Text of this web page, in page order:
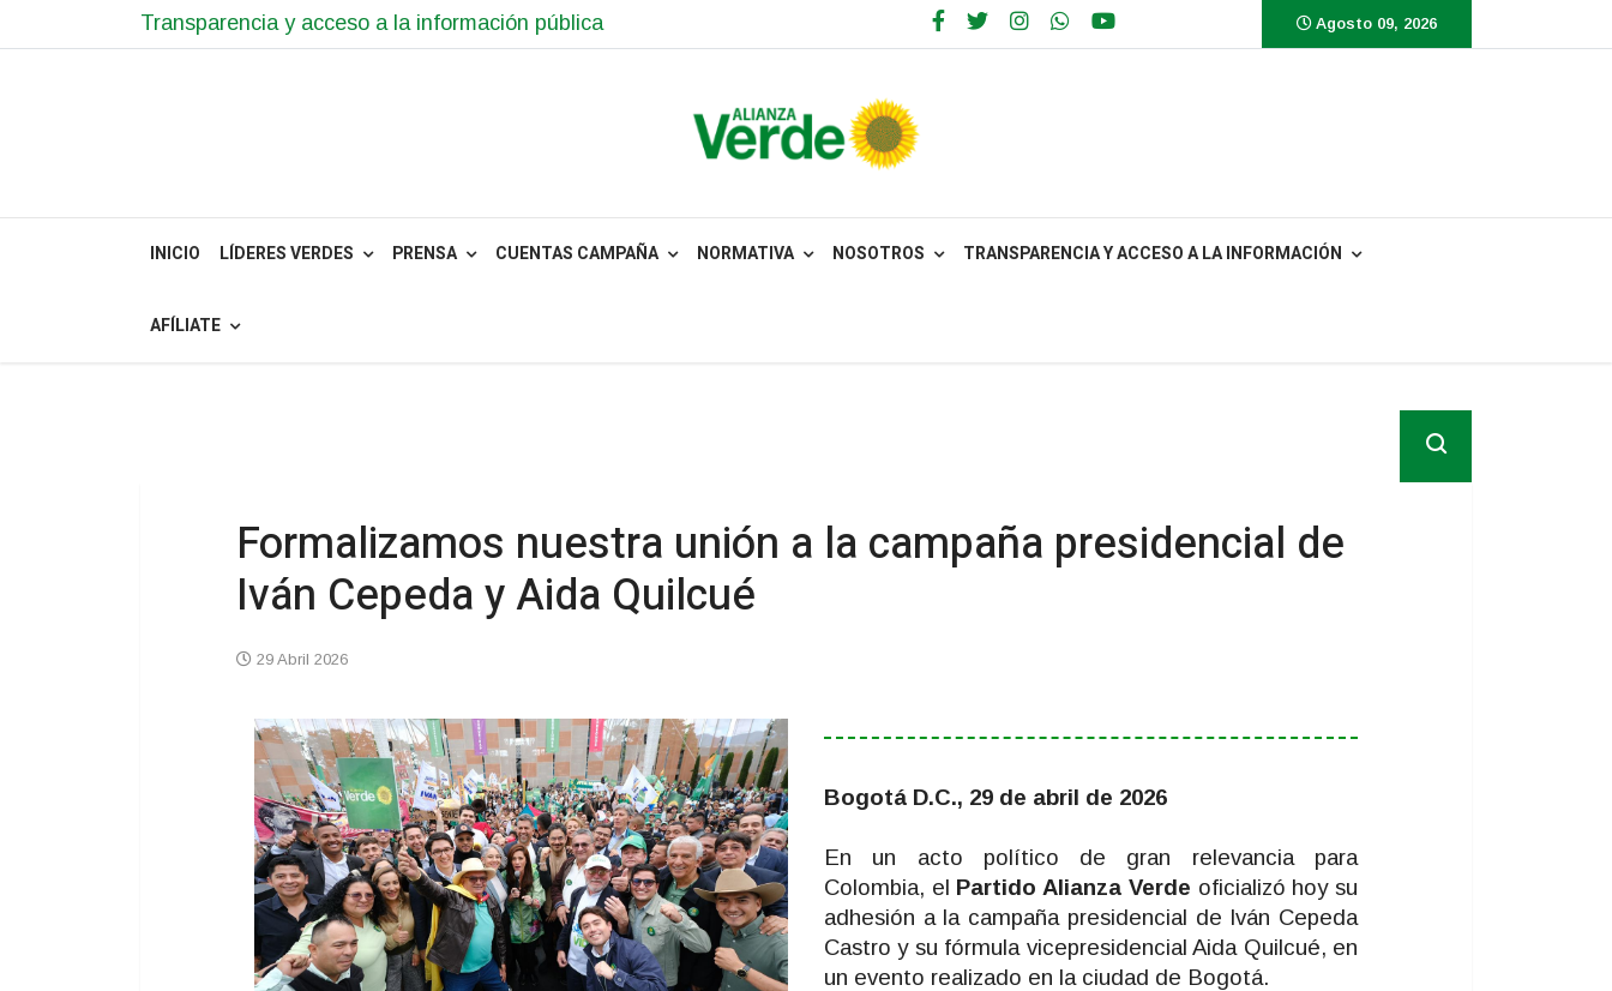
Transparencia y acceso a la información pública Agosto 09, 2026
INICIO LÍDERES VERDES PRENSA CUENTAS CAMPAÑA NORMATIVA NOSOTROS TRANSPARENCIA Y ACCESO A LA INFORMACIÓN
AFÍLIATE
Formalizamos nuestra unión a la campaña presidencial de
Iván Cepeda y Aida Quilcué
29 Abril 2026
Bogotá D.C., 29 de abril de 2026
En un acto político de gran relevancia para
Colombia, el Partido Alianza Verde oficializó hoy su
adhesión a la campaña presidencial de Iván Cepeda
Castro y su fórmula vicepresidencial Aida Quilcué, en
un evento realizado en la ciudad de Bogotá.